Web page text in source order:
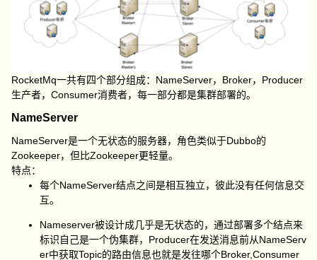
RocketMq一共有四个部分组成：NameServer，Broker，Producer
生产者，Consumer消费者，每一部分都是集群部署的。
NameServer
NameServer是一个无状态的服务器，角色类似于Dubbo的
Zookeeper，但比Zookeeper更轻量。
特点：
每个NameServer结点之间是相互独立，彼此没有任何信息交
互。
Nameserver被设计成几乎是无状态的，通过部署多个结点来
标识自己是一个伪集群，Producer在发送消息前从NameServ
er中获取Topic的路由信息也就是发往哪个Broker,Consumer